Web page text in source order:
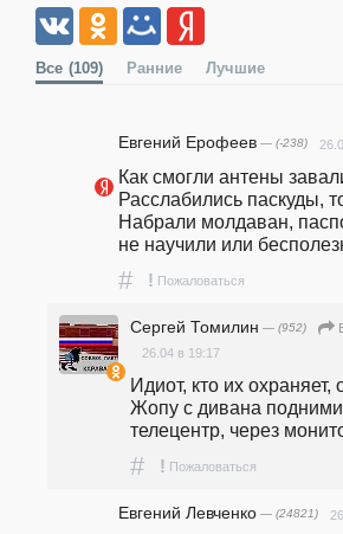
Все (109) Ранние Лучшие
Евгений Ерофеев — (-238)
Как смогли антены
Расслабились паскуды,
Набрали молдаван,
не научили или
# ! Пожаловаться
Сергей Томилин — (952)
26.04 в 19:17
Идиот, кто их
Жопу с дивана
телецентр, через
# ! Пожаловаться
Евгений Левченко — (24821)